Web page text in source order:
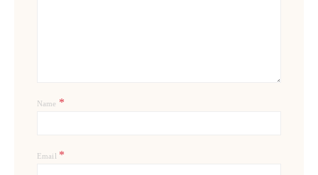
Name *
Email *